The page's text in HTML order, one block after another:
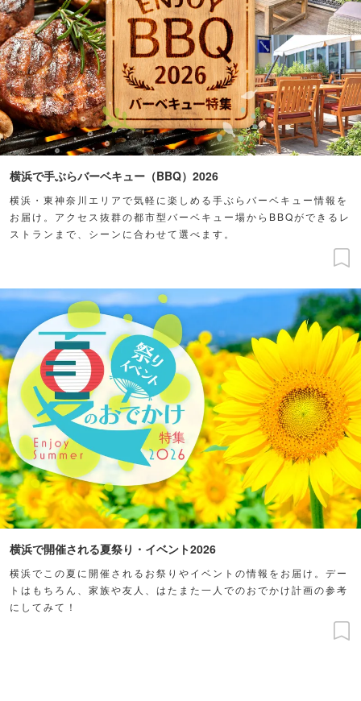
横浜で手ぶらバーベキュー（BBQ）2026
横浜・東神奈川エリアで気軽に楽しめる手ぶらバーベキュー情報を
お届け。アクセス抜群の都市型バーベキュー場からBBQができるレ
ストランまで、シーンに合わせて選べます。
横浜で開催される夏祭り・イベント2026
横浜でこの夏に開催されるお祭りやイベントの情報をお届け。デー
トはもちろん、家族や友人、はたまた一人でのおでかけ計画の参考
にしてみて！